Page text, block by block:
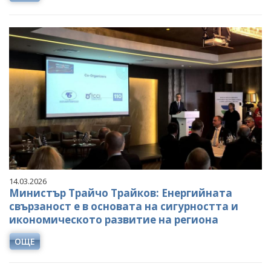
14.03.2026
Министър Трайчо Трайков: Енергийната
свързаност е в основата на сигурността и
икономическото развитие на региона
ОЩЕ